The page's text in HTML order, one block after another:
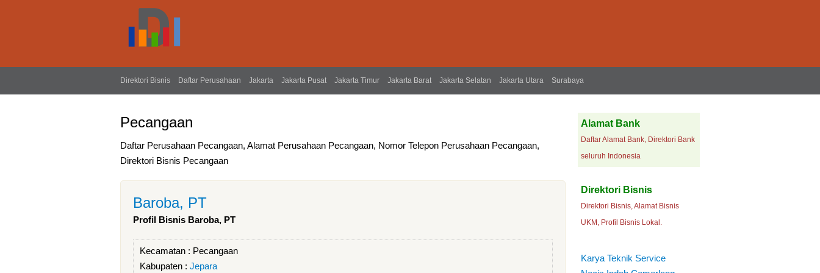
Direktori Bisnis Daftar Perusahaan Jakarta Jakarta Pusat Jakarta Timur Jakarta Barat Jakarta Selatan Jakarta Utara Surabaya
Pecangaan
Daftar Perusahaan Pecangaan, Alamat Perusahaan Pecangaan, Nomor Telepon Perusahaan Pecangaan,
Direktori Bisnis Pecangaan
Baroba, PT
Profil Bisnis Baroba, PT
Kecamatan : Pecangaan
Kabupaten : Jepara
Alamat Bank
Daftar Alamat Bank, Direktori Bank
seluruh Indonesia
Direktori Bisnis
Direktori Bisnis, Alamat Bisnis
UKM, Profil Bisnis Lokal.
Karya Teknik Service